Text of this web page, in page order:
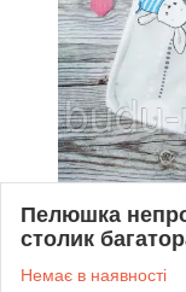
Пелюшка
столик
Немає в наявності